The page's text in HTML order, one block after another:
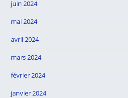
juin 2024
mai 2024
avril 2024
mars 2024
février 2024
janvier 2024